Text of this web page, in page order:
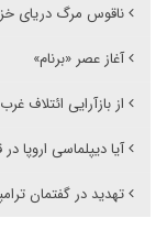
ناقوس مرگ دریای
آغاز عصر «برنام»
از بازآرایی ائتلاف
آیا دیپلماسی اروپا
تهدید در گفتمان